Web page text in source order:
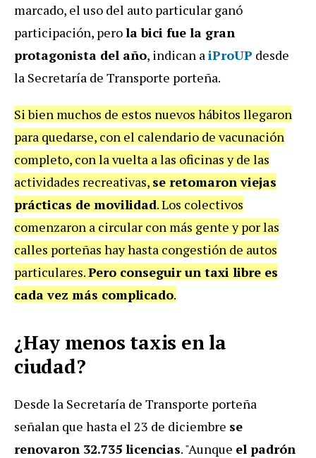
marcado, el uso del auto particular ganó
participación, perola bici fue la gran
protagonista del año, indican aiProUP desde
la Secretaría de Transporte porteña.
Si bien muchos de estos nuevos hábitos llegaron
para quedarse, con el calendario de vacunación
completo, con la vuelta a las oficinas y de las
actividades recreativas, se retomaron viejas
prácticas de movilidad. Los colectivos
comenzaron a circular con más gente y por las
calles porteñas hay hasta congestión de autos
particulares.Pero conseguir un taxi libre es
cada vez más complicado.
¿Hay menos taxis en la
ciudad?
Desde la Secretaría de Transporte porteña
señalan que hasta el 23 de diciembre se
renovaron 32.735 licencias. "Aunque el padrón